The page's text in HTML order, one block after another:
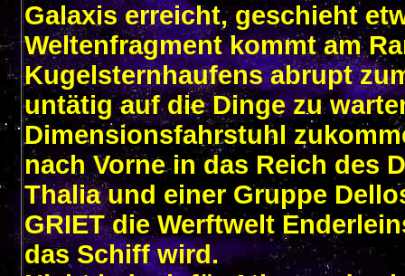
Galaxis erreicht, geschieht
Weltenfragment kommt am
Kugelsternhaufens abrupt
untätig auf die Dinge zu
Dimensionsfahrstuhl
nach Vorne in das Reich des
Thalia und einer Gruppe
GRIET die Werftwelt
das Schiff wird.